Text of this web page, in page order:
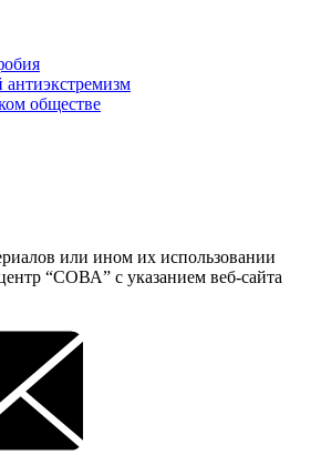
обществе
или ином их использовании
“СОВА” с указанием веб-сайта